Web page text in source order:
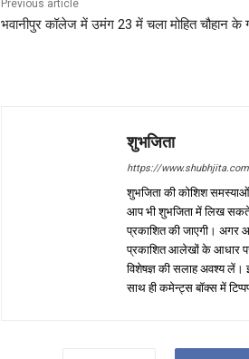
Previous article
भवानीपुर कॉलेज में उमंग 23 में चला मोहित चौहान के
शुभजिता
https://
शुभजिता की कोशिश
आप भी शुभजिता में लिख सकते
प्रकाशित की जाएगी। अगर
प्रकाशित आलेखों के आधार पर
विशेषज्ञ की सलाह अवश्य
साथ ही कमेन्ट्स बॉक्स में